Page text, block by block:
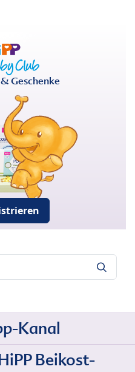
Geschenke
Kanal
Beikost-